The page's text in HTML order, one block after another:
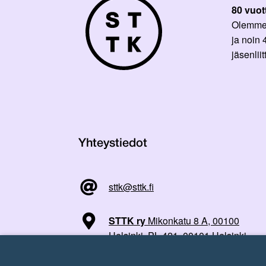
80
ja noin
Yhteystiedot
sttk@sttk.fi
STTK ry Mikonkatu 8 A, 00100
Helsinki, PL 421, 00101 Helsinki